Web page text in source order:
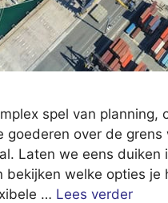
spel van planning,
over de
Laten we eens duiken
bekijken welke opties
… Lees verder